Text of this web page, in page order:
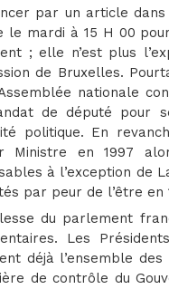
par un article
le mardi à 15 H 00
; elle n’est plus
de Bruxelles.
nationale
de député pour
politique. En
Ministre en 1997
à l’exception de
par peur de l’être en
du parlement
Les
déjà l’ensemble
de contrôle du